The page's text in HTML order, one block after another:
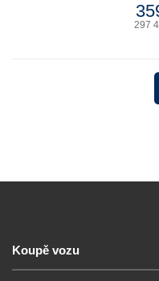
297
Koupě vozu